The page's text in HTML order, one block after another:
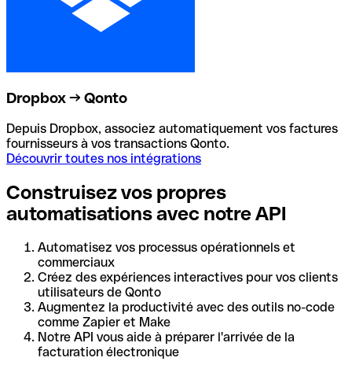
Dropbox → Qonto
Depuis Dropbox, associez automatiquement vos factures
fournisseurs à vos transactions Qonto.
Découvrir toutes nos intégrations
Construisez vos propres
automatisations avec notre API
Automatisez vos processus opérationnels et
commerciaux
Créez des expériences interactives pour vos clients
utilisateurs de Qonto
Augmentez la productivité avec des outils no-code
comme Zapier et Make
Notre API vous aide à préparer l'arrivée de la
facturation électronique